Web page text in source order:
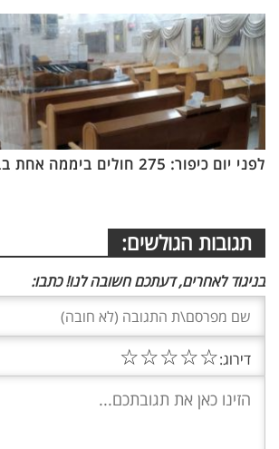
לפני יום כיפור: 275 חולים ביממה אחת בבית שמש
תגובות הגולשים:
בניגוד לאחרים, דעתכם חשובה לנו! כתבו:
דירוג:☆
☆
☆
☆
☆